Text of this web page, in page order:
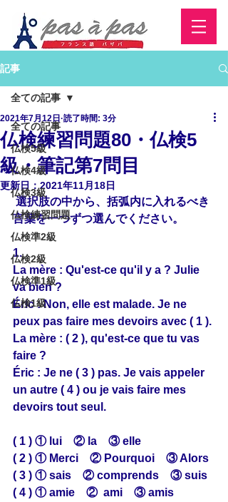
記事
全ての記事
仏検5級
仏検4級
仏検3級
仏検練習問題
仏検準2級
仏検2級
仏検準1級
仏検1級
全ての記事
仏検練習問題80・仏検5
級・筆記第7問目
2021年7月12日 読了時間: 3分
更新日：2021年11月18日
選択肢の中から、括弧内に入れるべき
言葉を一つずつ選んでください。
1.
La mère : Qu'est-ce qu'il y a ? Julie
va bien ?
Éric : Non, elle est malade. Je ne
peux pas faire mes devoirs avec ( 1 ).
La mère : ( 2 ), qu'est-ce que tu vas
faire ?
Éric : Je ne ( 3 ) pas. Je vais appeler
un autre ( 4 ) ou je vais faire mes
devoirs tout seul.
( 1 ) ① lui　② la　③ elle
( 2 ) ① Merci　② Pourquoi　③ Alors
( 3 ) ① sais　② comprends　③ suis
( 4 ) ① amie　②  ami　③ amis